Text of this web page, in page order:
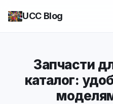
UCC Blog
Запчасти
каталог: